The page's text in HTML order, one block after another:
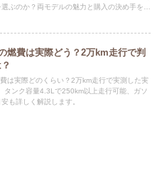
ぶのか？両モデルの魅力と購入の決め手を本
燃費は実際どう？2万km走行で判
は実際どのくらい？2万km走行で実測した実
タンク容量4.3Lで250km以上走行可能、ガソ
も詳しく解説します。